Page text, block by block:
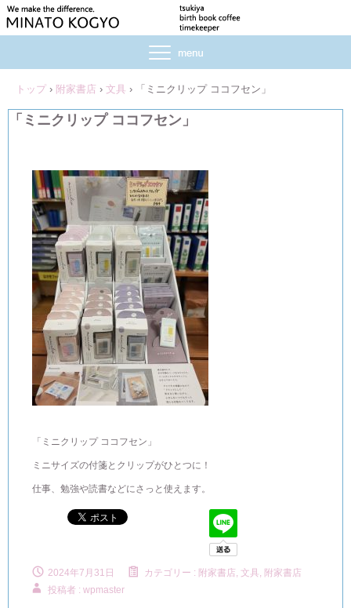
トップ › 附家書店 › 文具 › 「ミニクリップ ココフセン」
「ミニクリップ ココフセン」
「ミニクリップ ココフセン」
ミニサイズの付箋とクリップがひとつに！
仕事、勉強や読書などにさっと使えます。
2024年7月31日 カテゴリー : 附家書店, 文具, 附家書店
投稿者 : wpmaster